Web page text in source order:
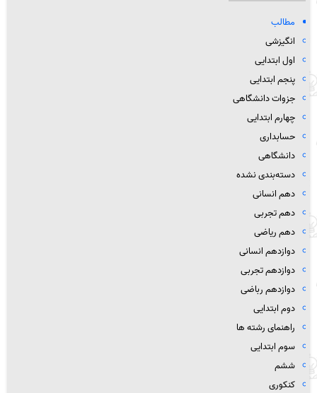
مطالب
انگیزشی
اول ابتدایی
پنجم ابتدایی
جزوات دانشگاهی
چهارم ابتدایی
حسابداری
دانشگاهی
دسته‌بندی نشده
دهم انسانی
دهم تجربی
دهم ریاضی
دوازدهم انسانی
دوازدهم تجربی
دوازدهم رباضی
دوم ابتدایی
راهنمای رشته ها
سوم ابتدایی
ششم
کنکوری